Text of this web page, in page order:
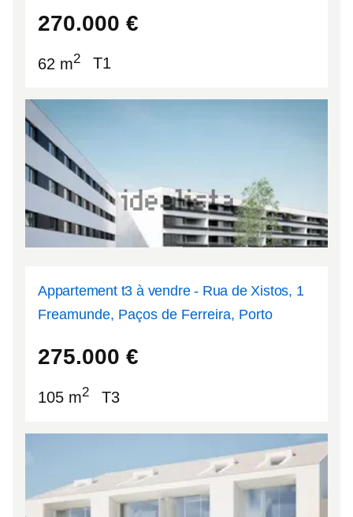
270.000 €
62 m2 T1
Appartement t3 à vendre - Rua de Xistos, 1
Freamunde, Paços de Ferreira, Porto
275.000 €
105 m2 T3